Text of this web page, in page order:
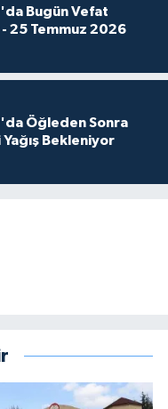
Bugün Vefat
25 Temmuz 2026
Öğleden Sonra
Bekleniyor